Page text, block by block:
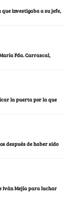
que investigaba a su jefe,
Fda. Carrascal,
la puerta por la que
después de haber sido
Iván Mejía para luchar